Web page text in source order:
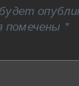
помечены *